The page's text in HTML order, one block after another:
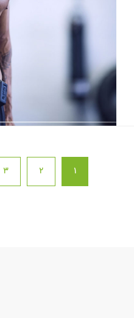
1
2
3